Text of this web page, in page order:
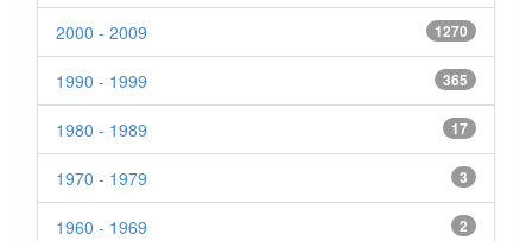
1270
2000 - 2009
365
1990 - 1999
17
1980 - 1989
3
1970 - 1979
2
1960 - 1969